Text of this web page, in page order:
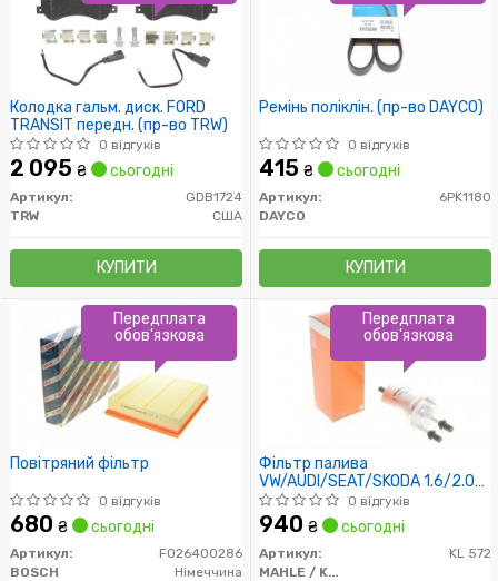
Колодка гальм. диск. FORD
TRANSIT передн. (пр-во TRW)
0 відгуків
2 095 ₴ сьогодні
Артикул:
GDB1724
TRW
США
КУПИТИ
Ремінь поліклін. (пр-во DAYCO)
0 відгуків
415 ₴ сьогодні
Артикул:
6PK1180
DAYCO
КУПИТИ
Повітряний фільтр
0 відгуків
680 ₴ сьогодні
Артикул:
F026400286
BOSCH
Німеччина
Передплата
обов'язкова
Фільтр палива
VW/AUDI/SEAT/SKODA 1.6/2.0
FSI/TFSI 09/04-0 відгуків
940 ₴ сьогодні
Артикул:
KL 572
MAHLE / KNECHT
Передплата
обов'язкова